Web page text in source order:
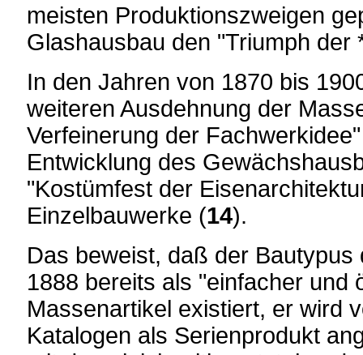
meisten Produktionszweigen
Glashausbau den "Triumph der
In den Jahren von 1870 bis
weiteren Ausdehnung der
Verfeinerung der
Entwicklung des
"Kostümfest der
Einzelbauwerke (14).
Das beweist, daß der
1888 bereits als "einfacher und
Massenartikel existiert, er wird
Katalogen als Serienprodukt